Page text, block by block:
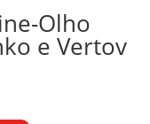
Olho
e Vertov